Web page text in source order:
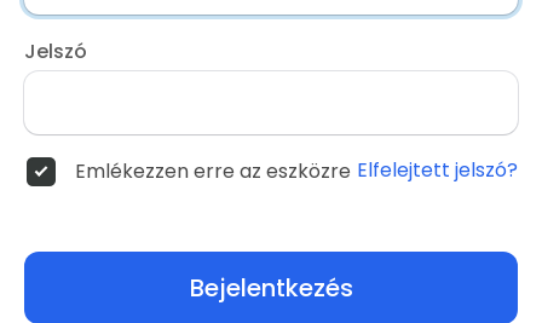
Jelszó
Emlékezzen erre az eszközre Elfelejtett jelszó?
Bejelentkezés